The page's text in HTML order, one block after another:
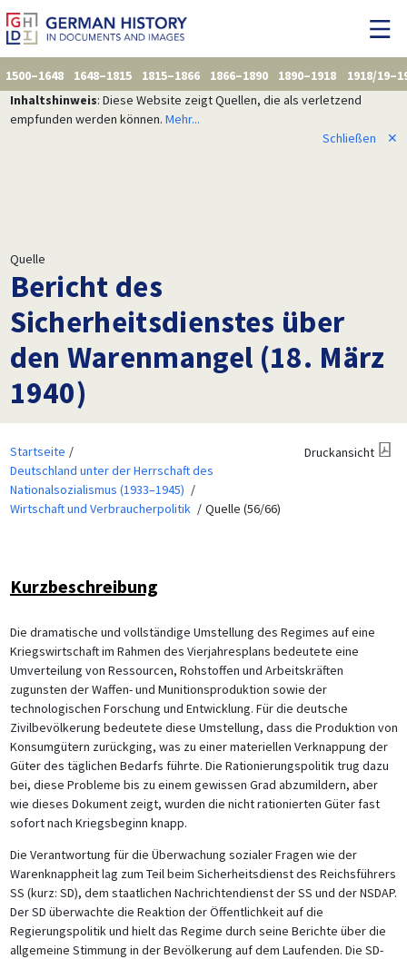
1500–1648 1648–1815 1815–1866 1866–1890 1890–1918
1918/
Inhaltshinweis: Diese Website zeigt Quellen, die als verletzend
empfunden werden können. Mehr...
Schließen
✕
Quelle
Bericht des
Sicherheitsdienstes über
den Warenmangel (18. März
1940)
Startseite
Deutschland unter der Herrschaft des
Nationalsozialismus (1933–1945)
Wirtschaft und Verbraucherpolitik
Quelle (56/66)
Druckansicht
Kurzbeschreibung
Die dramatische und vollständige Umstellung des Regimes auf eine
Kriegswirtschaft im Rahmen des Vierjahresplans bedeutete eine
Umverteilung von Ressourcen, Rohstoffen und Arbeitskräften
zugunsten der Waffen- und Munitionsproduktion sowie der
technologischen Forschung und Entwicklung. Für die deutsche
Zivilbevölkerung bedeutete diese Umstellung, dass die Produktion von
Konsumgütern zurückging, was zu einer materiellen Verknappung der
Güter des täglichen Bedarfs führte. Die Rationierungspolitik trug dazu
bei, diese Probleme bis zu einem gewissen Grad abzumildern, aber
wie dieses Dokument zeigt, wurden die nicht rationierten Güter fast
sofort nach Kriegsbeginn knapp.
Die Verantwortung für die Überwachung sozialer Fragen wie der
Warenknappheit lag zum Teil beim Sicherheitsdienst des Reichsführers
SS (kurz: SD), dem staatlichen Nachrichtendienst der SS und der NSDAP.
Der SD überwachte die Reaktion der Öffentlichkeit auf die
Regierungspolitik und hielt das Regime durch seine Berichte über die
allgemeine Stimmung in der Bevölkerung auf dem Laufenden. Die SD-